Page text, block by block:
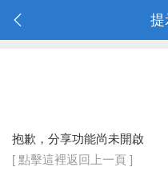
提
抱歉，分享功能尚未開啟
[ 點擊這裡返回上一頁 ]